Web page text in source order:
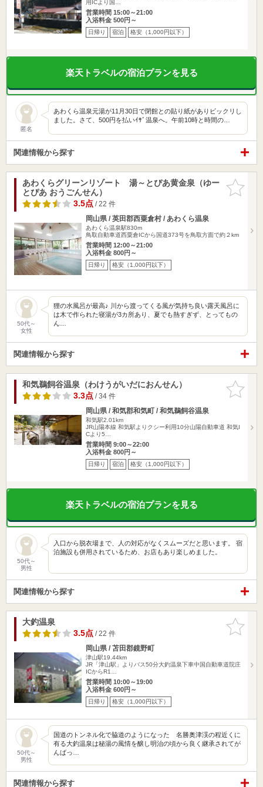
用ICより国…
営業時間 15:00～21:00
入浴料金 500円～
日帰り 宿泊 格安（1,000円以下）
楽天トラベルの宿泊プランを見る
匿名
あわくら温泉元湯が11月30日で閉館との貼り紙がありビックリし
ました。さて、500円を払いｲｻﾞ温泉へ。午前10時と時間の…
関連情報から探す
お気に入
りに追加
あわくらグリーンリゾート 湯～とぴあ黄金泉（ゆー
とぴあ おうごんせん）
3.5点/ 22 件
岡山県 / 英田郡西粟倉村 / あわくら温泉
あわくら温泉駅830m
鳥取自動車道西粟倉ICから国道373号を鳥取方面で約２km
営業時間 12:00～21:00
入浴料金 800円～
日帰り 格安（1,000円以下）
50代～
女性
狸の水風呂が最高♪ 川から渡ってくる風が気持ち良い露天風呂に
は木で作られた寝湯が3カ所あり、夏でも熱すぎず、とってもの
ん…
関連情報から探す
お気に入
りに追加
和気鵜飼谷温泉（わけうがいだにおんせん）
3.3点/ 34 件
岡山県 / 和気郡和気町 / 和気鵜飼谷温泉
和気駅2.01km
JR山陽本線 和気駅よりクシー利用10分山陽自動車道 和気I
Cより5…
営業時間 9:00～22:00
入浴料金 800円～
日帰り 宿泊 格安（1,000円以下）
楽天トラベルの宿泊プランを見る
50代～
男性
入口から脱衣場まで、人の対応がなくスムーズだと思います。 宿
泊施設も併用されているため、お店もあり楽しめました。
関連情報から探す
お気に入
りに追加
大釣温泉
3.5点/ 22 件
岡山県 / 苫田郡鏡野町
津山駅19.44km
JR「津山駅」よりバス50分大釣温泉下車中国自動車道院庄
ICからR1…
営業時間 10:00～19:00
入浴料金 600円～
日帰り 格安（1,000円以下）
50代～
男性
国道のトンネル化で脇道のようになった 名勝奥津渓の程近くに
有る大釣温泉は秘湯の風情を醸し明治の頃から良く継承されてが
んばっ…
関連情報から探す